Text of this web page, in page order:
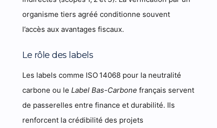
organisme tiers agréé conditionne souvent
l’accès aux avantages fiscaux.
Le rôle des labels
Les labels comme ISO 14068 pour la neutralité
carbone ou leLabel Bas-Carbone français servent
de passerelles entre finance et durabilité. Ils
renforcent la crédibilité des projets